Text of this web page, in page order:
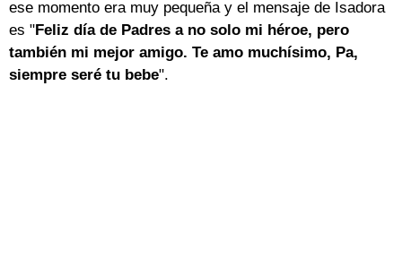
ese momento era muy pequeña y el mensaje de Isadora
es "Feliz día de Padres a no solo mi héroe, pero
también mi mejor amigo. Te amo muchísimo, Pa,
siempre seré tu bebe".